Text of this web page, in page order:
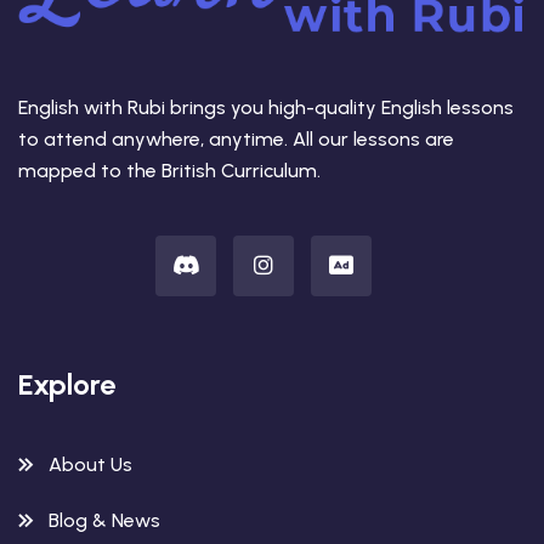
English with Rubi brings you high-quality English lessons
to attend anywhere, anytime. All our lessons are
mapped to the British Curriculum.
Explore
About Us
Blog & News